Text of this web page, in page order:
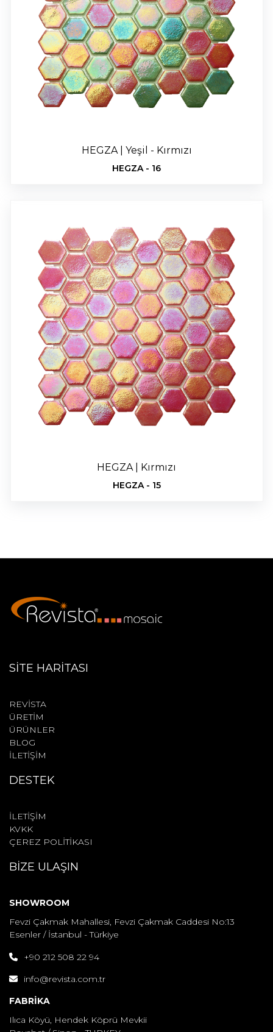
HEGZA | Yeşil - Kırmızı
HEGZA - 16
HEGZA | Kırmızı
HEGZA - 15
SİTE HARİTASI
REVİSTA
ÜRETİM
ÜRÜNLER
BLOG
İLETİŞİM
DESTEK
İLETİŞİM
KVKK
ÇEREZ POLİTİKASI
BİZE ULAŞIN
SHOWROOM
Fevzi Çakmak Mahallesi, Fevzi Çakmak Caddesi No:13
Esenler / İstanbul - Türkiye
+90 212 508 22 94
info@revista.com.tr
FABRİKA
Ilıca Köyü, Hendek Köprü Mevkii